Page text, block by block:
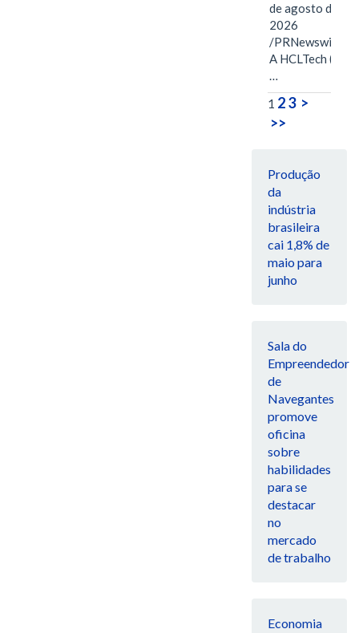
de agosto de
2026
/PRNewswire/ --
A HCLTech (NSE:
…
1 23 >
>>
Produção
da
indústria
brasileira
cai 1,8% de
maio para
junho
Sala do
Empreendedor
de
Navegantes
promove
oficina
sobre
habilidades
para se
destacar
no
mercado
de trabalho
Economia